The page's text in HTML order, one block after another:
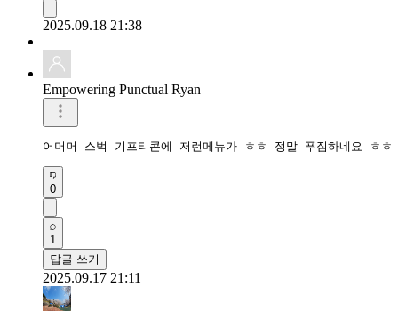
2025.09.18 21:38
Empowering Punctual Ryan
어머머 스벅 기프티콘에 저런메뉴가 ㅎㅎ 정말 푸짐하네요 ㅎㅎ
0
1
답글 쓰기
2025.09.17 21:11